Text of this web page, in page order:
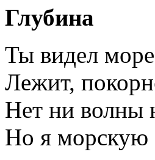
Глубина
Ты видел
Лежит,
Нет ни волны
Но я морскую